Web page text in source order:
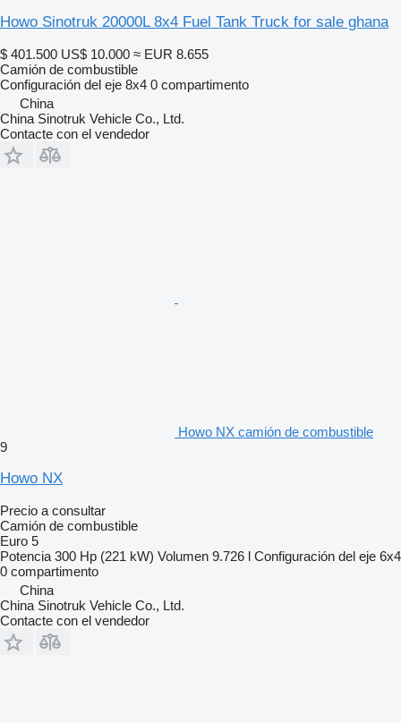
Howo Sinotruk 20000L 8x4 Fuel Tank Truck for sale ghana
$ 401.500 US$ 10.000 ≈ EUR 8.655
Camión de combustible
Configuración del eje 8x4 0 compartimento
China
China Sinotruk Vehicle Co., Ltd.
Contacte con el vendedor
Howo NX camión de combustible
9
Howo NX
Precio a consultar
Camión de combustible
Euro 5
Potencia 300 Hp (221 kW) Volumen 9.726 l Configuración del eje 6x4
0 compartimento
China
China Sinotruk Vehicle Co., Ltd.
Contacte con el vendedor